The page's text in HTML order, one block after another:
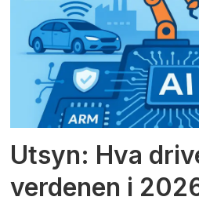
Utsyn: Hva
verdenen i